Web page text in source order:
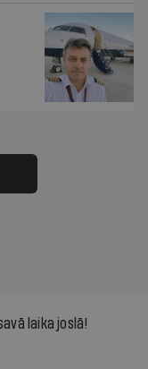
laika joslā!